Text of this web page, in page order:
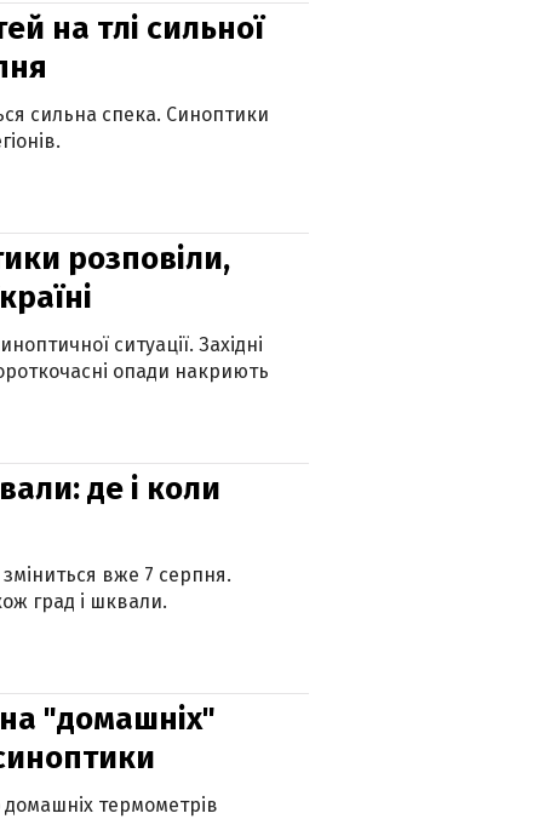
на тлі сильної
сильна спека. Синоптики
розповіли,
ситуації. Західні
опади накриють
де і коли
зміниться вже 7 серпня.
град і шквали.
на "домашніх"
термометрів